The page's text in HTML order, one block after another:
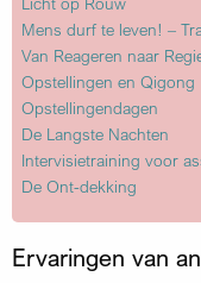
Mens durf te leven! –
Van Reageren naar
Opstellingen en Qigong
Opstellingendagen
De Langste Nachten
Intervisietraining voor
De Ont-dekking
Ervaringen van